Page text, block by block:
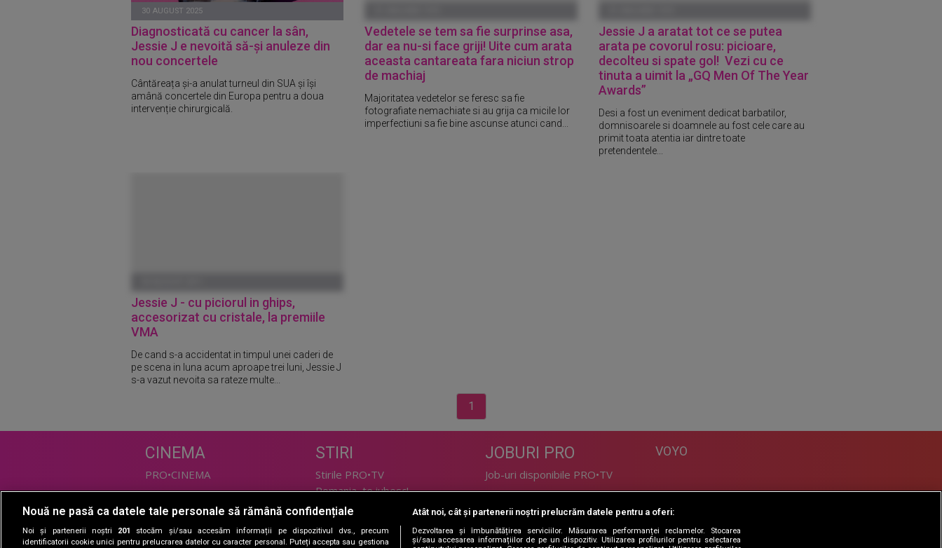
30 AUGUST 2025
Diagnosticată cu cancer la sân,
Jessie J e nevoită să-și anuleze din
nou concertele
Cântăreața și-a anulat turneul din SUA și își
amână concertele din Europa pentru a doua
intervenție chirurgicală.
Vedetele se tem sa fie surprinse asa,
dar ea nu-si face griji! Uite cum arata
aceasta cantareata fara niciun strop
de machiaj
Majoritatea vedetelor se feresc sa fie
fotografiate nemachiate si au grija ca micile lor
imperfectiuni sa fie bine ascunse atunci cand...
Jessie J a aratat tot ce se putea
arata pe covorul rosu: picioare,
decolteu si spate gol! Vezi cu ce
tinuta a uimit la „GQ Men Of The Year
Awards”
Desi a fost un eveniment dedicat barbatilor,
domnisoarele si doamnele au fost cele care au
primit toata atentia iar dintre toate
pretendentele...
Jessie J - cu piciorul in ghips,
accesorizat cu cristale, la premiile
VMA
De cand s-a accidentat in timpul unei caderi de
pe scena in luna acum aproape trei luni, Jessie J
s-a vazut nevoita sa rateze multe...
1
CINEMA
PRO•CINEMA
DIVERTISMENT
PRO•TV
STIRI
Stirile PRO•TV
Romania, te iubesc!
TEHNOLOGIE
JOBURI PRO
Job-uri disponibile PRO•TV
LIFESTYLE
Doctor de Bine
VOYO
Contact
Nouă ne pasă ca datele tale personale să rămână confidențiale
Noi și partenerii noștri 201
stocăm și/sau accesăm informații pe dispozitivul dvs., precum
identificatorii cookie unici pentru prelucrarea datelor cu caracter personal. Puteți accepta sau gestiona
Atât noi, cât și partenerii noștri prelucrăm datele pentru a oferi:
Dezvoltarea și îmbunătățirea serviciilor. Măsurarea performanței reclamelor. Stocarea
și/sau accesarea informațiilor de pe un dispozitiv. Utilizarea profilurilor pentru selectarea